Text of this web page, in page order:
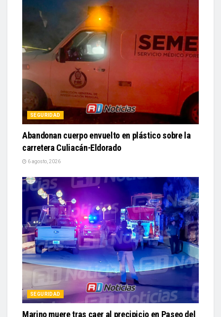
SEGURIDAD
Abandonan cuerpo envuelto en plástico sobre la
carretera Culiacán-Eldorado
SEGURIDAD
Marino muere tras caer al precipicio en Paseo del
Centenario